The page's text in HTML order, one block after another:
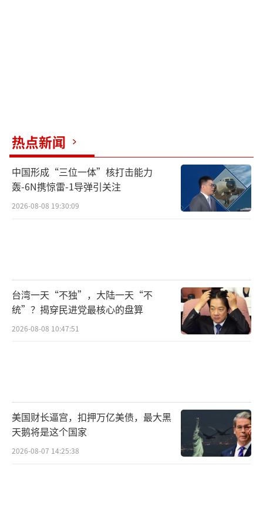
务，完成纽约大学工商管理硕士学位后，于202
2年加入英伟达，逐步进入机器人相关业务体
系。（责任编辑：于浩淙 zx0176）
热点新闻
中国形成“三位一体”核打击能力
轰-6N携惊雷-1导弹引关注
2026-08-08 19:30:09
台湾一天“不独”，大陆一天“不
统”？揭穿民进党最核心的盘算
2026-08-08 10:47:51
美国财长逼宫，扣押万亿美债，最大黑
天鹅将是这个国家
2026-08-07 14:25:38